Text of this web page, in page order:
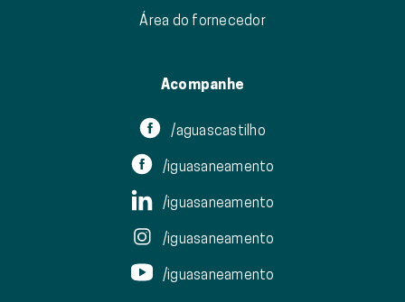
Área do fornecedor
Acompanhe
/aguascastilho
/iguasaneamento
/iguasaneamento
/iguasaneamento
/iguasaneamento